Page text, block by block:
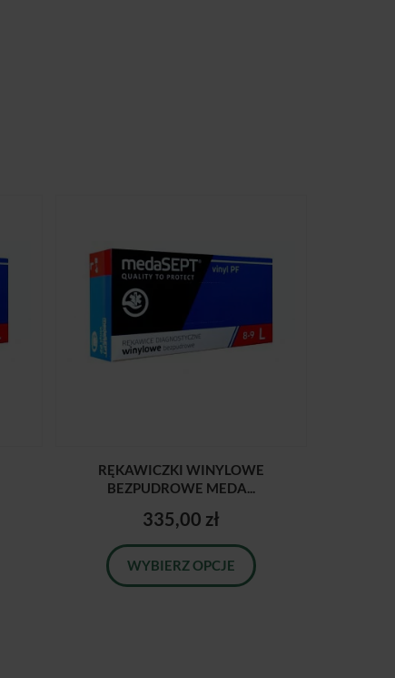
RĘKAWICZKI WINYLOWE
BEZPUDROWE MEDA...
335,00 zł
WYBIERZ OPCJE